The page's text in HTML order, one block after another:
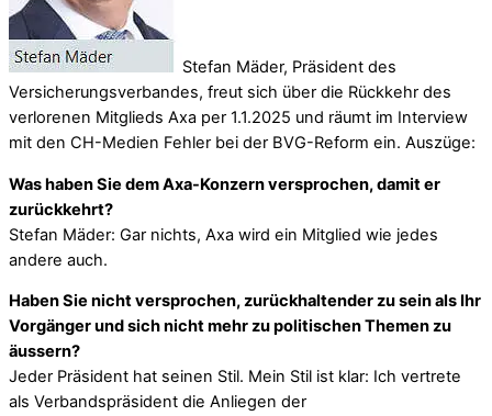
Stefan Mäder, Präsident des
Versicherungsverbandes, freut sich über die Rückkehr des
verlorenen Mitglieds Axa per 1.1.2025 und räumt im Interview
mit den CH-Medien Fehler bei der BVG-Reform ein. Auszüge:
Was haben Sie dem Axa-Konzern versprochen, damit er
zurückkehrt?
Stefan Mäder: Gar nichts, Axa wird ein Mitglied wie jedes
andere auch.
Haben Sie nicht versprochen, zurückhaltender zu sein als Ihr
Vorgänger und sich nicht mehr zu politischen Themen zu
äussern?
Jeder Präsident hat seinen Stil. Mein Stil ist klar: Ich vertrete
als Verbandspräsident die Anliegen der